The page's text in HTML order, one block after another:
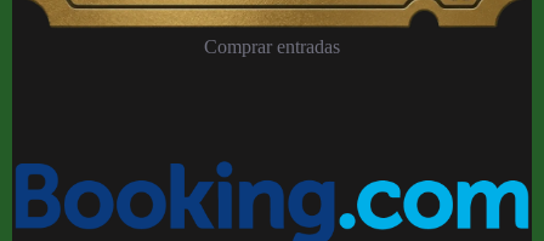
Comprar entradas